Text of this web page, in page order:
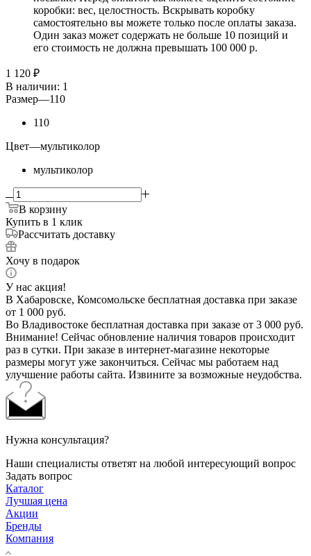
коробки: вес, целостность. Вскрывать коробку
самостоятельно вы можете только после оплаты заказа.
Один заказ может содержать не больше 10 позиций и
его стоимость не должна превышать 100 000 р.
1 120 ₽
В наличии: 1
Размер—110
110
Цвет—мультиколор
мультиколор
В корзину
Купить в 1 клик
Рассчитать доставку
Хочу в подарок
У нас акция!
В Хабаровске, Комсомольске бесплатная доставка при заказе
от 1 000 руб.
Во Владивостоке бесплатная доставка при заказе от 3 000 руб.
Внимание! Сейчас обновление наличия товаров происходит
раз в сутки. При заказе в интернет-магазине некоторые
размеры могут уже закончиться. Сейчас мы работаем над
улучшение работы сайта. Извините за возможные неудобства.
Нужна консультация?
Наши специалисты ответят на любой интересующий вопрос
Задать вопрос
Каталог
Лучшая цена
Акции
Бренды
Компания